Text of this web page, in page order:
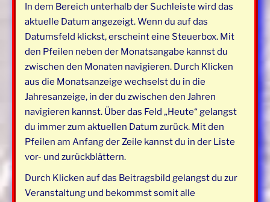
In dem Bereich unterhalb der Suchleiste wird das
aktuelle Datum angezeigt. Wenn du auf das
Datumsfeld klickst, erscheint eine Steuerbox. Mit
den Pfeilen neben der Monatsangabe kannst du
zwischen den Monaten navigieren. Durch Klicken
aus die Monatsanzeige wechselst du in die
Jahresanzeige, in der du zwischen den Jahren
navigieren kannst. Über das Feld „Heute“ gelangst
du immer zum aktuellen Datum zurück. Mit den
Pfeilen am Anfang der Zeile kannst du in der Liste
vor- und zurückblättern.
Durch Klicken auf das Beitragsbild gelangst du zur
Veranstaltung und bekommst somit alle